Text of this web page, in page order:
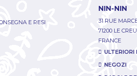
E RESI
NIN-NIN
31 RUE
71200 LE
FRANCE
ULTERIORI
NEGOZI